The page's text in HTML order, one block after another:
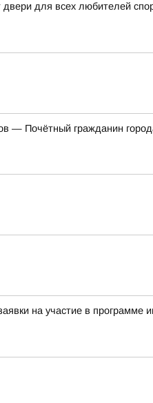
для всех любителей
Почётный гражданин
на участие в